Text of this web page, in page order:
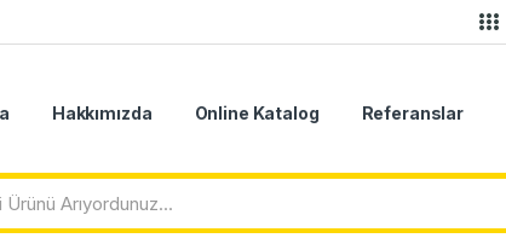
Hakkımızda Online Katalog Referanslar